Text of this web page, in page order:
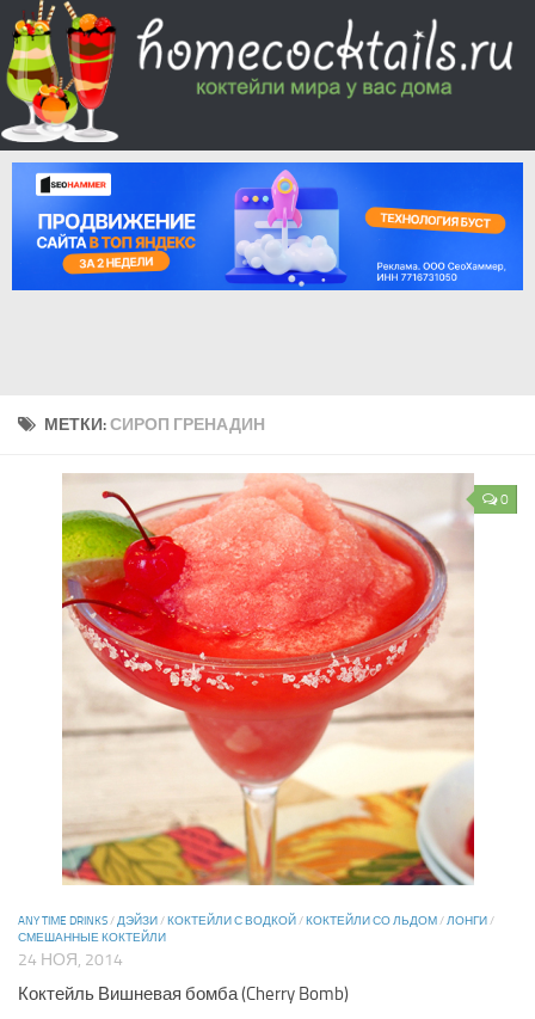
МЕТКИ:СИРОП ГРЕНАДИН
0
ANY TIME DRINKS/ДЭЙЗИ / КОКТЕЙЛИ С ВОДКОЙ / КОКТЕЙЛИ СО ЛЬДОМ /ЛОНГИ /
СМЕШАННЫЕ КОКТЕЙЛИ
24 НОЯ, 2014
Коктейль Вишневая бомба (Cherry Bomb)